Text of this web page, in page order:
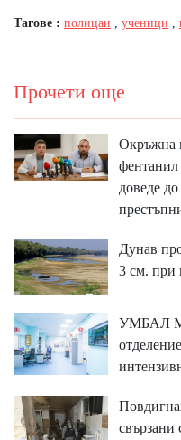
Тагове : полицаи ученици
Прочети още
Окръжна
фентанил
доведе
Дунав
3 см. при
УМБАЛ
свързани